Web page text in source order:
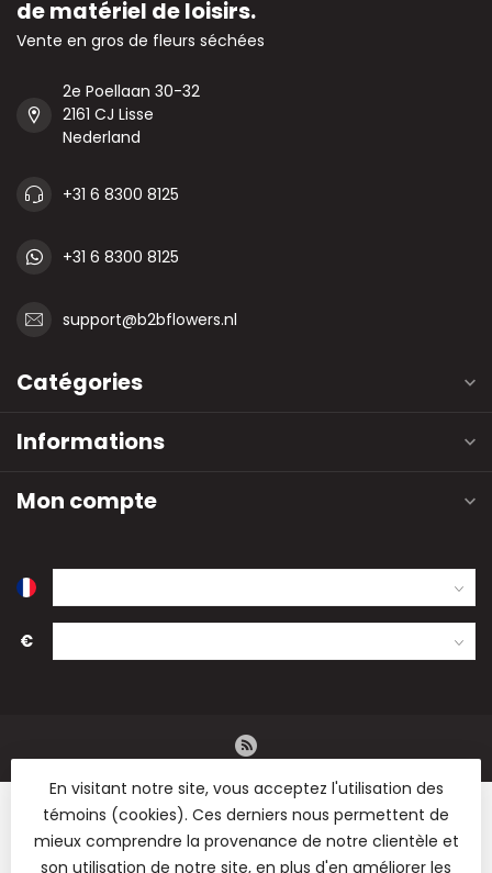
de matériel de loisirs.
Vente en gros de fleurs séchées
2e Poellaan 30-32
2161 CJ Lisse
Nederland
+31 6 8300 8125
+31 6 8300 8125
support@b2bflowers.nl
Catégories
Informations
Mon compte
€
En visitant notre site, vous acceptez l'utilisation des
témoins (cookies). Ces derniers nous permettent de
mieux comprendre la provenance de notre clientèle et
son utilisation de notre site, en plus d'en améliorer les